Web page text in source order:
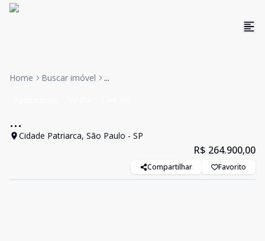
Home Buscar imóvel ...
...
Cidade Patriarca, São Paulo - SP
R$ 264.900,00
Compartilhar Favorito